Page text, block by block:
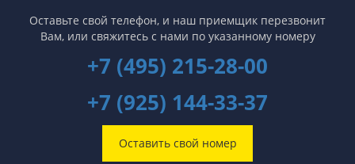
Оставьте свой телефон, и наш приемщик перезвонит
Вам, или свяжитесь с нами по указанному номеру
+7 (495) 215-28-00
+7 (925) 144-33-37
Оставить свой номер